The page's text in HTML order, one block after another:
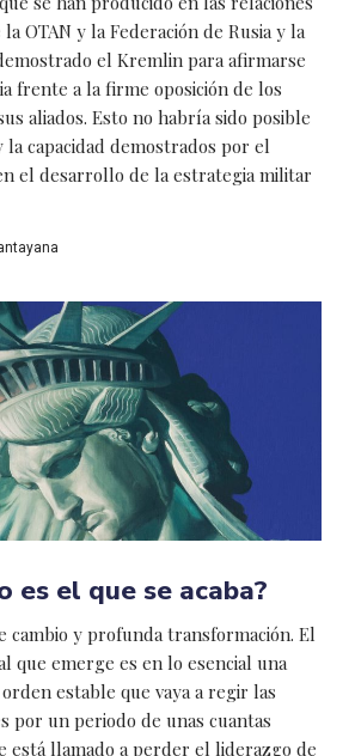
OTAN y la Federación de Rusia y la
el Kremlin para afirmarse
frente a la firme oposición de los
aliados. Esto no habría sido posible
capacidad demostrados por el
el desarrollo de la estrategia militar
es el que se acaba?
cambio y profunda transformación. El
que emerge es en lo esencial una
estable que vaya a regir las
por un periodo de unas cuantas
está llamado a perder el liderazgo de